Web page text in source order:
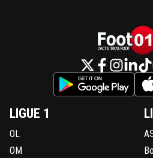
LIGUE 1
OL
OM